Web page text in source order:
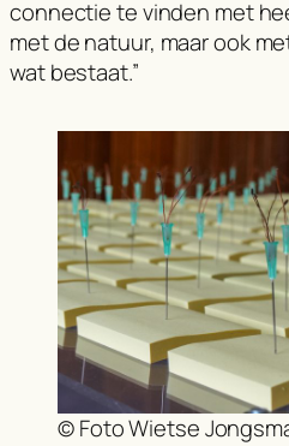
connectie te vinden met
met de natuur, maar ook
wat bestaat.”
© Foto Wietse